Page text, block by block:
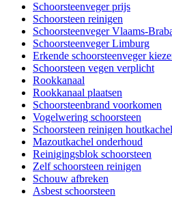
Schoorsteenveger prijs
Schoorsteen reinigen
Schoorsteenveger Vlaams-
Schoorsteenveger Limburg
Erkende schoorsteenveger
Schoorsteen vegen verplicht
Rookkanaal
Rookkanaal plaatsen
Schoorsteenbrand voorkomen
Vogelwering schoorsteen
Schoorsteen reinigen houtkachel
Mazoutkachel onderhoud
Reinigingsblok schoorsteen
Zelf schoorsteen reinigen
Schouw afbreken
Asbest schoorsteen